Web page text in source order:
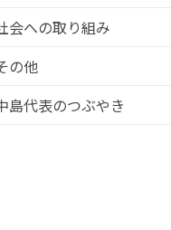
会への取り組み
の他
島代表のつぶやき